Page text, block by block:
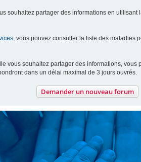
souhaitez partager des informations en utilisant
, vous pouvez consulter la liste des maladies
vous souhaitez partager des informations,
dans un délai maximal de 3 jours ouvrés.
Demander un nouveau forum